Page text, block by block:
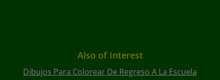
Also of Interest
Dibujos Para Colorear De Regreso A La Escuela